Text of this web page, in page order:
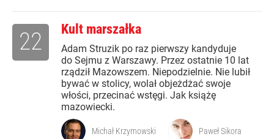
Kult marszałka
Adam Struzik po raz pierwszy kandyduje
do Sejmu z Warszawy. Przez ostatnie 10 lat
rządził Mazowszem. Niepodzielnie. Nie lubił
bywać w stolicy, wolał objeżdżać swoje
włości, przecinać wstęgi. Jak książę
mazowiecki.
22
Michał Krzymowski Paweł Sikora